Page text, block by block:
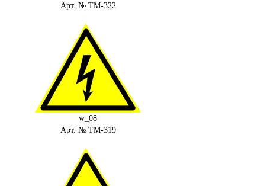
Арт. № ТМ-322
w_08
Арт. № ТМ-319